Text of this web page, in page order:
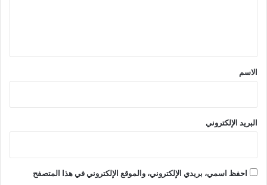
*
الاسم
البريد الإلكتروني
احفظ اسمي، بريدي الإلكتروني، والموقع الإلكتروني في هذا المتصفح